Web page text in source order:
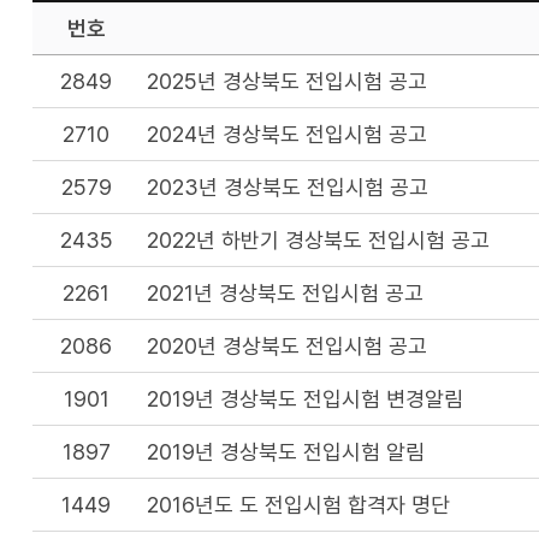
번호
2849 2025년 경상북도 전입시험 공고
2710 2024년 경상북도 전입시험 공고
2579 2023년 경상북도 전입시험 공고
2435 2022년 하반기 경상북도 전입시험 공고
2261 2021년 경상북도 전입시험 공고
2086 2020년 경상북도 전입시험 공고
1901 2019년 경상북도 전입시험 변경알림
1897 2019년 경상북도 전입시험 알림
1449 2016년도 도 전입시험 합격자 명단